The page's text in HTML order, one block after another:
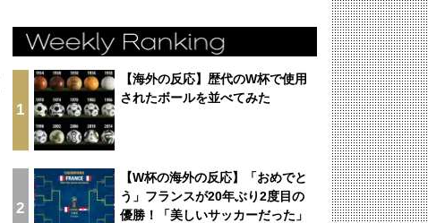
1
【海外の反応】歴代のW杯で使用
されたボールを並べてみた
2
【W杯の海外の反応】「おめでと
う」フランスが20年ぶり2度目の
優勝！「美しいサッカーだった」